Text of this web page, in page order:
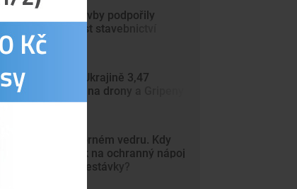
Pozemní stavby podpořily
červnový růst stavebnictví
EU uvolnila Ukrajině 3,47
miliardy eur na drony a Gripeny
Práce v úmorném vedru. Kdy
vzniká nárok na ochranný nápoj
a častější přestávky?